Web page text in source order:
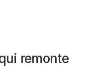
remonte